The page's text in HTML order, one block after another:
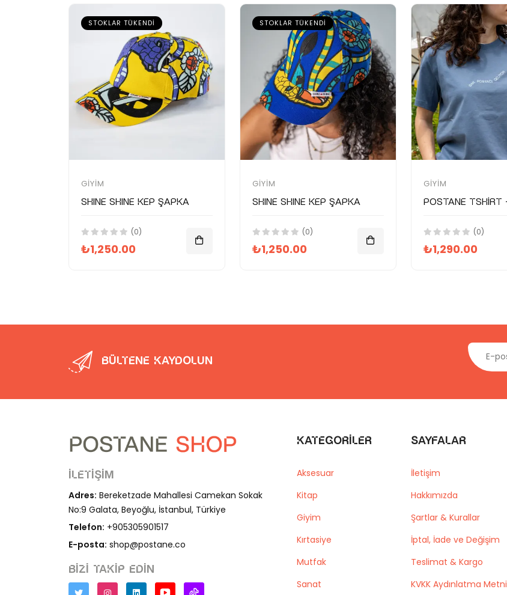
STOKLAR TÜKENDI
GIYIM
SHINE SHINE Kep Şapka
(0)
₺1,250.00
STOKLAR TÜKENDI
GIYIM
SHINE SHINE Kep Şapka
(0)
₺1,250.00
GIYIM
(0)
₺1,290.00
Bültene kaydolun
İletişim
Adres: Bereketzade Mahallesi Camekan Sokak
No:9 Galata, Beyoğlu, İstanbul, Türkiye
Telefon: +905305901517
E-posta: shop@postane.co
Bizi takip edin
Kategoriler
Aksesuar
Kitap
Giyim
Kırtasiye
Mutfak
Sanat
Sayfalar
İletişim
Hakkımızda
Şartlar & Kurallar
İptal, İade ve Değişim
Teslimat & Kargo
KVKK Aydınlatma Metni